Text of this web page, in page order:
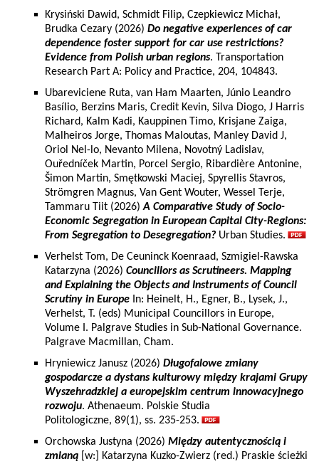
Krysiński Dawid, Schmidt Filip, Czepkiewicz Michał,
Brudka Cezary (2026) Do negative experiences of car
dependence foster support for car use restrictions?
Evidence from Polish urban regions. Transportation
Research Part A: Policy and Practice, 204, 104843.
Ubareviciene Ruta, van Ham Maarten, Júnio Leandro
Basílio, Berzins Maris, Credit Kevin, Silva Diogo, J Harris
Richard, Kalm Kadi, Kauppinen Timo, Krisjane Zaiga,
Malheiros Jorge, Thomas Maloutas, Manley David J,
Oriol Nel-lo, Nevanto Milena, Novotný Ladislav,
Ouředníček Martin, Porcel Sergio, Ribardière Antonine,
Šimon Martin, Smętkowski Maciej, Spyrellis Stavros,
Strömgren Magnus, Van Gent Wouter, Wessel Terje,
Tammaru Tiit (2026)A Comparative Study of Socio-
Economic Segregation in European Capital City-Regions:
From Segregation to Desegregation? Urban Studies.
Verhelst Tom, De Ceuninck Koenraad, Szmigiel-Rawska
Katarzyna (2026) Councillors as Scrutineers. Mapping
and Explaining the Objects and Instruments of Council
Scrutiny in Europe In: Heinelt, H., Egner, B., Lysek, J.,
Verhelst, T. (eds) Municipal Councillors in Europe,
Volume I. Palgrave Studies in Sub-National Governance.
Palgrave Macmillan, Cham.
Hryniewicz Janusz (2026) Długofalowe zmiany
gospodarcze a dystans kulturowy między krajami Grupy
Wyszehradzkiej a europejskim centrum innowacyjnego
rozwoju. Athenaeum. Polskie Studia
Politologiczne, 89(1), ss. 235-253.
Orchowska Justyna (2026) Między autentycznością i
zmianą [w:] Katarzyna Kuzko-Zwierz (red.) Praskie ścieżki